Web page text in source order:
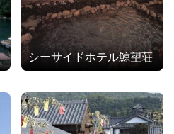
シーサイドホテル鯨望荘